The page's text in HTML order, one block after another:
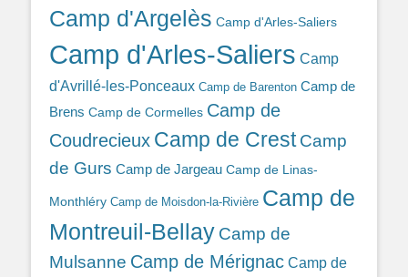
Camp d'Argelès Camp d'Arles-Saliers
Camp d'Arles-Saliers Camp
d'Avrillé-les-Ponceaux Camp de Barenton Camp de
Brens Camp de Cormelles Camp de
Coudrecieux Camp de Crest Camp
de Gurs Camp de Jargeau Camp de Linas-
Monthléry Camp de Moisdon-la-Rivière Camp de
Montreuil-Bellay Camp de
Mulsanne Camp de Mérignac Camp de